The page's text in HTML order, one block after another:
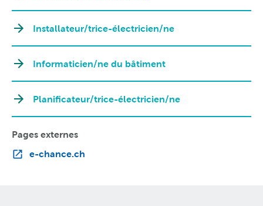
Installateur/trice-électricien/ne
Informaticien/ne du bâtiment
Planificateur/trice-électricien/ne
Pages externes
e-chance.ch